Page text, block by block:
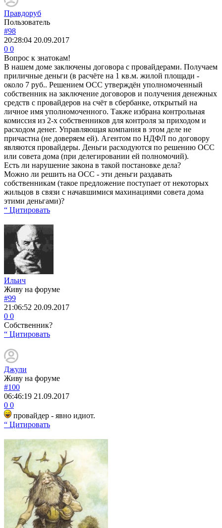
Правдоруб
Пользователь
#98
20:28:04 20.09.2017
0 0
Вопрос к знатокам!
В нашем доме заключены договора с провайдерами. Получаем
приличные деньги (в расчёте на 1 кв.м. жилой площади -
около 7 руб.. Решением ОСС утверждён уполномоченный
собственник на заключение договоров и получения денежных
средств с провайдеров на счёт в сбербанке, открытый на
личное имя уполномоченного. Также избрана контрольная
комиссия из 2-х собственников для контроля за приходом и
расходом денег. Управляющая компания в этом деле не
причастна (не доверяем ей). Агентом по НДФЛ по договору
являются провайдеры. Деньги расходуются по решению ОСС
или совета дома (при делегировании ей полномочий).
Есть ли нарушение закона в такой постановке дела?
Можно ли решить на ОСС - эти деньги раздавать
собственникам (такое предложение поступает от некоторых
жильцов в связи с начавшимися махинациями совета дома
этими деньгами)?
“ Цитировать
Ильич
Живу на форуме
#99
21:06:52 20.09.2017
0 0
Собственник?
“ Цитировать
Джули
Живу на форуме
#100
06:46:19 21.09.2017
0 0
провайдер - явно идиот.
“ Цитировать